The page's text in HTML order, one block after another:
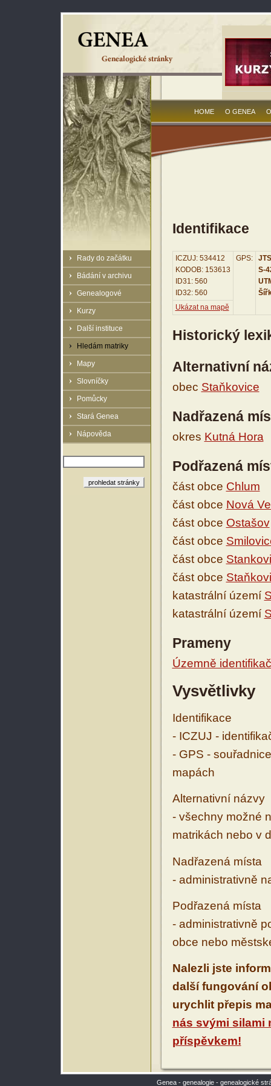
Rady do začátku
Bádání v archivu
Genealogové
Kurzy
Další instituce
Hledám matriky
Mapy
Slovníčky
Pomůcky
Stará Genea
Nápověda
HOME O GENEA
Identifikace
ICZUJ: 534412
KODOB: 153613
ID31: 560
ID32: 560
GPS:
S-
Ukázat na mapě
Historický
Alternativní
obec Staňkovice
Nadřazená
okres Kutná Hora
Podřazená
část obce Chlum
část obce Nová
část obce Ostašov
část obce
část obce
část obce
katastrální území
katastrální území
Prameny
Územně
Vysvětlivky
Identifikace
- ICZUJ -
- GPS -
mapách
Alternativní názvy
- všechny možné
matrikách nebo v
Nadřazená místa
- administrativně
Podřazená místa
- administrativně
obce nebo
Nalezli jste
další fungování
urychlit přepis
nás svými silami
příspěvkem!
Genea - genealogie - genealogické